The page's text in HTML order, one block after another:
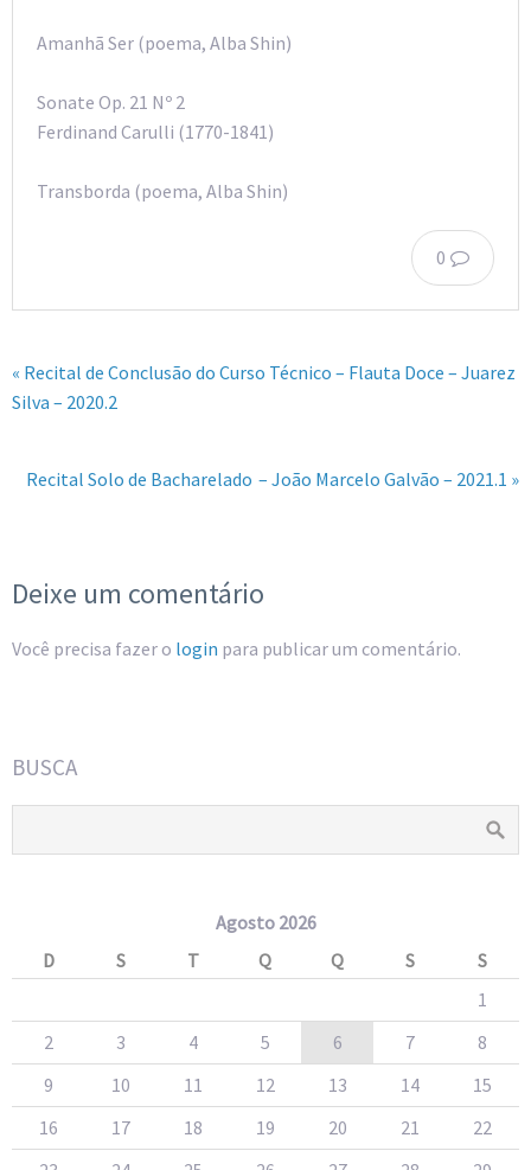
Amanhã Ser (poema, Alba Shin)
Sonate Op. 21 Nº 2
Ferdinand Carulli (1770-1841)
Transborda (poema, Alba Shin)
0
« Recital de Conclusão do Curso Técnico – Flauta Doce – Juarez
Silva – 2020.2
Recital Solo de Bacharelado – João Marcelo Galvão – 2021.1 »
Deixe um comentário
Você precisa fazer o login para publicar um comentário.
BUSCA
Agosto 2026
D
S T Q Q S
S
1
2
3 4 5 6 7
8
9
10 11 12 13 14
15
16
17 18 19 20 21
22